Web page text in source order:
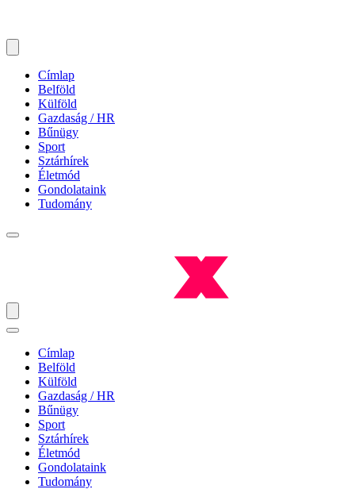
Címlap
Belföld
Külföld
Gazdaság / HR
Bűnügy
Sport
Sztárhírek
Életmód
Gondolataink
Tudomány
Címlap
Belföld
Külföld
Gazdaság / HR
Bűnügy
Sport
Sztárhírek
Életmód
Gondolataink
Tudomány